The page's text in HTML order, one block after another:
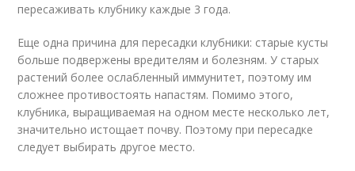
пересаживать клубнику каждые 3 года.
Еще одна причина для пересадки клубники: старые кусты
больше подвержены вредителям и болезням. У старых
растений более ослабленный иммунитет, поэтому им
сложнее противостоять напастям. Помимо этого,
клубника, выращиваемая на одном месте несколько лет,
значительно истощает почву. Поэтому при пересадке
следует выбирать другое место.